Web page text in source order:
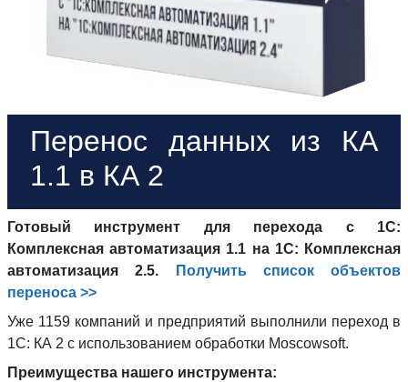
Перенос данных из КА
1.1 в КА 2
Готовый инструмент для перехода с 1С:
Комплексная автоматизация 1.1 на 1С: Комплексная
автоматизация 2.5.
Получить список объектов
переноса >>
Уже 1159 компаний и предприятий выполнили переход в
1С: КА 2 с использованием обработки Moscowsoft.
Преимущества нашего инструмента: